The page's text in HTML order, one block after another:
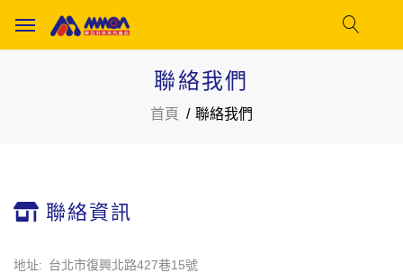
聯絡我們
首頁 聯絡我們
聯絡資訊
地址 台北市復興北路427巷15號